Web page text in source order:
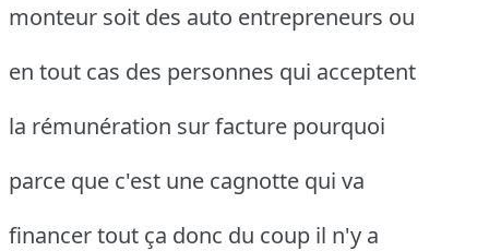
monteur soit des auto entrepreneurs ou
en tout cas des personnes qui acceptent
la rémunération sur facture pourquoi
parce que c'est une cagnotte qui va
financer tout ça donc du coup il n'y a